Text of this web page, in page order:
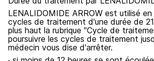
LENALIDOMIDE ARROW est utilisé
cycles de traitement d'une durée de
plus haut la rubrique "Cycle de
poursuivre les cycles de traitement
médecin vous dise d'arrêter.